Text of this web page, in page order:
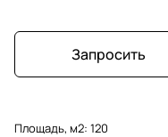
Запросить
Площадь, м2: 120